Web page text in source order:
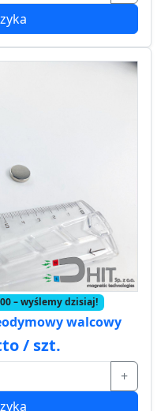
– wyślemy dzisiaj!
walcowy
/ szt.
+